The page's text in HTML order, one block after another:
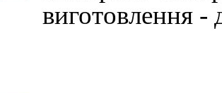
виготовлення -